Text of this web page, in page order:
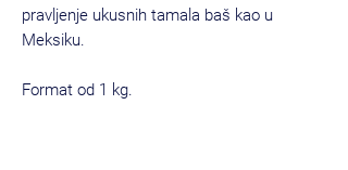
pravljenje ukusnih tamala baš kao u
Meksiku.
Format od 1 kg.